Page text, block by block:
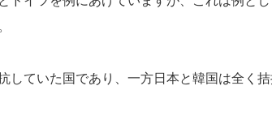
していた国であり、一方日本と韓国は全く